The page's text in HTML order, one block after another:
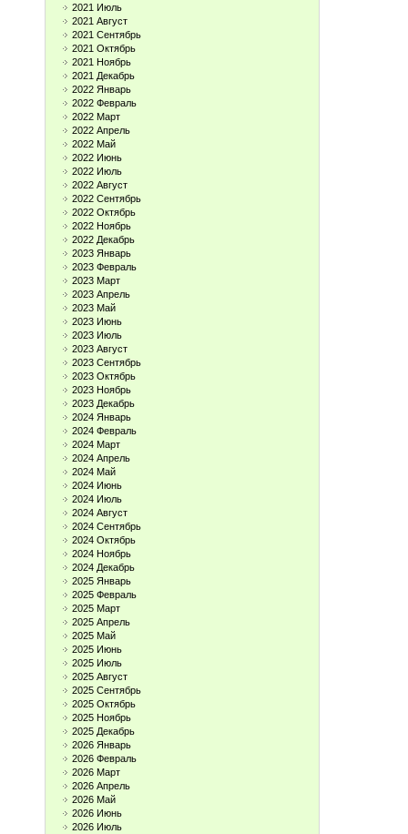
2021 Июль
2021 Август
2021 Сентябрь
2021 Октябрь
2021 Ноябрь
2021 Декабрь
2022 Январь
2022 Февраль
2022 Март
2022 Апрель
2022 Май
2022 Июнь
2022 Июль
2022 Август
2022 Сентябрь
2022 Октябрь
2022 Ноябрь
2022 Декабрь
2023 Январь
2023 Февраль
2023 Март
2023 Апрель
2023 Май
2023 Июнь
2023 Июль
2023 Август
2023 Сентябрь
2023 Октябрь
2023 Ноябрь
2023 Декабрь
2024 Январь
2024 Февраль
2024 Март
2024 Апрель
2024 Май
2024 Июнь
2024 Июль
2024 Август
2024 Сентябрь
2024 Октябрь
2024 Ноябрь
2024 Декабрь
2025 Январь
2025 Февраль
2025 Март
2025 Апрель
2025 Май
2025 Июнь
2025 Июль
2025 Август
2025 Сентябрь
2025 Октябрь
2025 Ноябрь
2025 Декабрь
2026 Январь
2026 Февраль
2026 Март
2026 Апрель
2026 Май
2026 Июнь
2026 Июль